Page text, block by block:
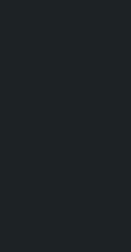
हुनेमा जयपृथ्वी
सिन्की बोहरा छन् ।
। प्रहरीका अनुसार
कारण घटना के–कति